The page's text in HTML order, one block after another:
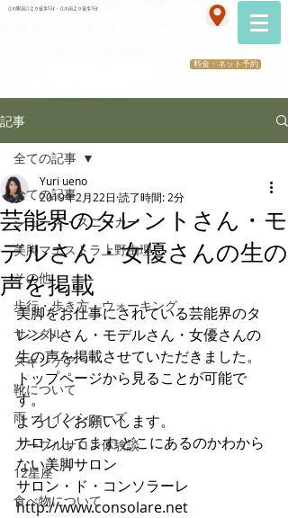
立川駅南口より徒歩5分・立川南より徒歩3分
料金・ネット予約
記事
全ての記事
シューズ・スニーカー
美脚マエストラ上野由理
その他
歩行・歩き方・ウォーキング
サンダル
スキンケア
靴について
雨・レインシューズ
ノーブルサロン体験談
12星座
食べ物について
全ての記事
芸能界のタレントさん・モ
デルさん・女優さんの生の
声を掲載
Yuri ueno
2019年2月22日 読了時間: 2分
美脚をお仕事にされている芸能界のタ
レントさん・モデルさん・女優さんの
生の声を掲載させていただきました。
トップページから見ることが可能で
す。
よろしくお願いします。
サロンしてます どこにあるのかわから
ない美脚サロン
サロン・ド・コンソラーレ
http://www.consolare.net